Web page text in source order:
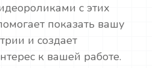
с этих
показать вашу
и создает
к вашей работе.